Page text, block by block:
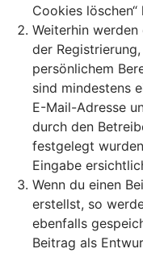
Cookies löschen“
Weiterhin
der
persönlichem
sind mindestens
E-Mail-Adresse
durch den
festgelegt
Eingabe
Wenn du einen
erstellst, so
ebenfalls
Beitrag als